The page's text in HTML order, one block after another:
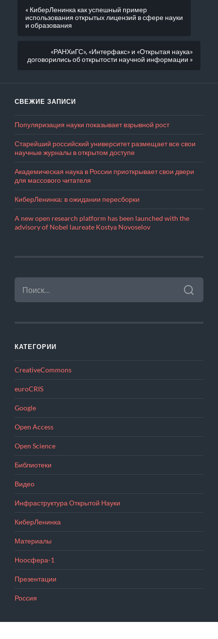
« КиберЛенинка как успешный пример
использования открытых лицензий в сфере науки
и образования
«РАНХиГС», «Интерфакс» и «Открытая наука»
договорились об открытости научной информации »
СВЕЖИЕ ЗАПИСИ
Популяризация науки показывает взрывной рост
Старейший российский университет размещает все свои
научные журналы в открытом доступе
Академическая наука в России приоткрывает свои двери
для массового читателя
КиберЛенинка: в ожидании пересборки
A new open research platform has been launched with the
advisory of Nobel laureate Kostya Novoselov
НАЙТИ:
КАТЕГОРИИ
CreativeCommons
euroCRIS
Google
Open Access
Open Science
Библиотеки
Видео
Инфраструктура Открытой Науки
КиберЛенинка
Материалы
Ноосфера-1
Презентации
Россия